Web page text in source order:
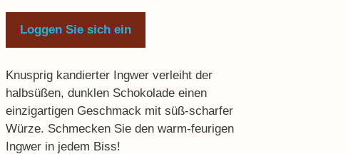
Loggen Sie sich ein
Knusprig kandierter Ingwer verleiht der
halbsüßen, dunklen Schokolade einen
einzigartigen Geschmack mit süß-scharfer
Würze. Schmecken Sie den warm-feurigen
Ingwer in jedem Biss!